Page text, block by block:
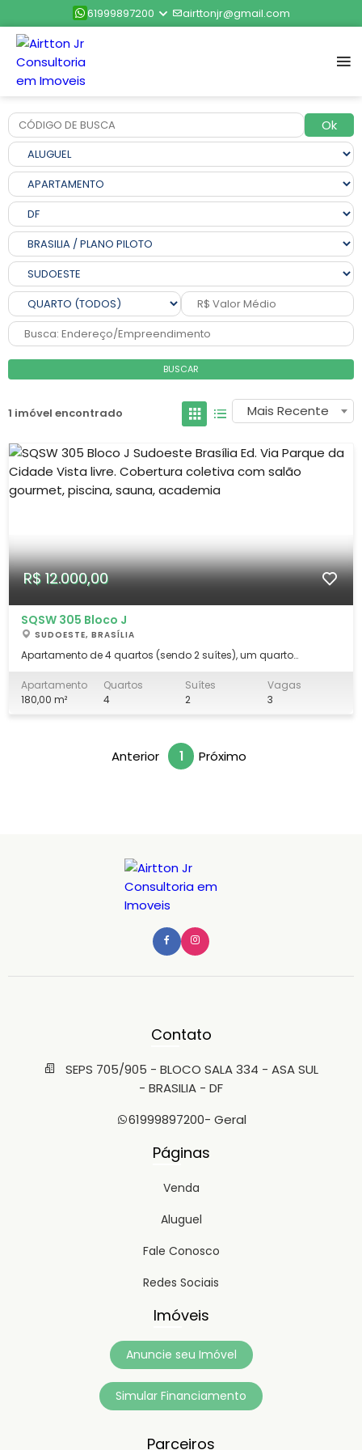
61999897200 airttonjr@gmail.com
Ok
BUSCAR
1 imóvel encontrado Mais Recente
R$ 12.000,00
SQSW 305 Bloco J
SUDOESTE, BRASÍLIA
Apartamento de 4 quartos (sendo 2 suítes), um quarto
armários em todos os cômodos, ar condicionado, cozinha
planejada, dce, piso em granito, vazado, três vagas de
Apartamento
180,00 m²
Quartos
4
Suítes
2
Vagas
3
Anterior 1 Próximo
Contato
SEPS 705/905 - BLOCO SALA 334 - ASA SUL
- BRASILIA - DF
61999897200- Geral
Páginas
Venda
Aluguel
Fale Conosco
Redes Sociais
Imóveis
Anuncie seu Imóvel
Simular Financiamento
Parceiros